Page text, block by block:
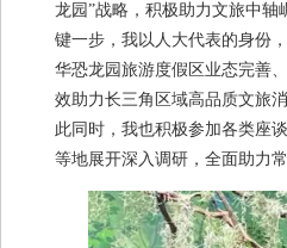
龙园”战略，积极助力文旅中轴
键一步，我以人大代表的身份
华恐龙园旅游度假区业态完善
效助力长三角区域高品质文旅
此同时，我也积极参加各类座
等地展开深入调研，全面助力